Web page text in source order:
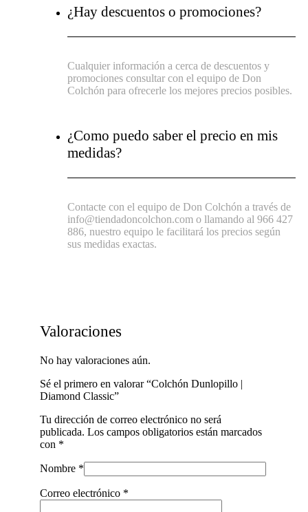
¿Hay descuentos o promociones?
Cualquier información a cerca de descuentos y
promociones consultar con el equipo de Don
Colchón para ofrecerle los mejores precios posibles.
¿Como puedo saber el precio en mis
medidas?
Contacte con el equipo de Don Colchón a través de
info@tiendadoncolchon.com o llamando al 966 427
886, nuestro equipo le facilitará los precios según
sus medidas exactas.
Valoraciones
No hay valoraciones aún.
Sé el primero en valorar “Colchón Dunlopillo |
Diamond Classic”
Tu dirección de correo electrónico no será
publicada. Los campos obligatorios están marcados
con *
Nombre *
Correo electrónico *